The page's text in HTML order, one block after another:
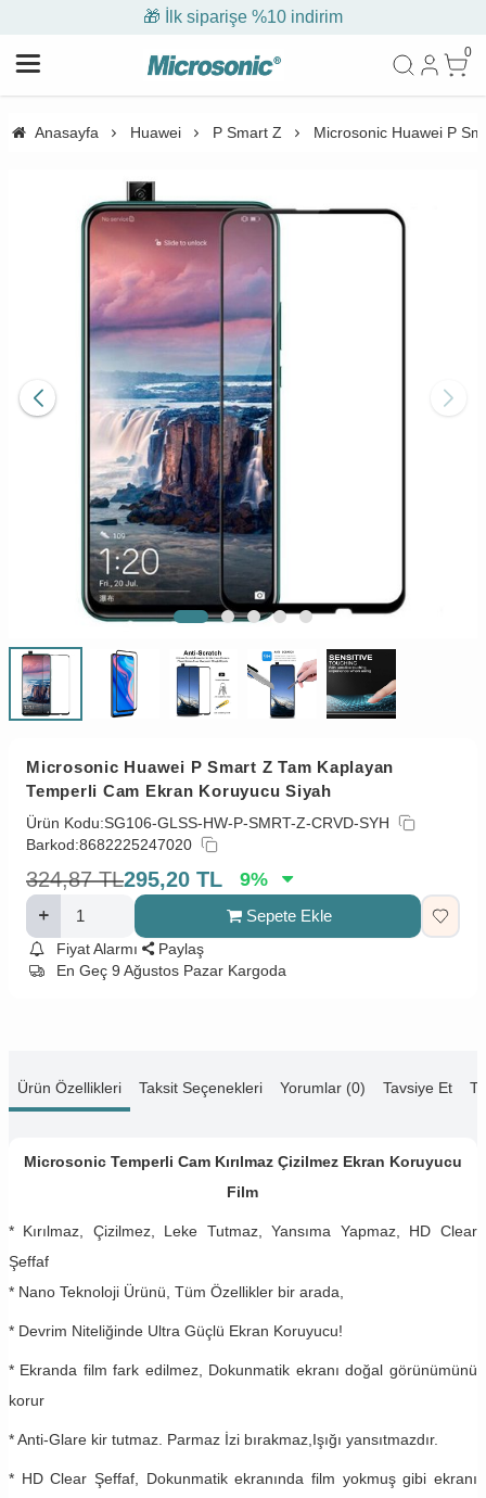
🎁 İlk siparişe %10 indirim
0
Anasayfa Huawei P Smart Z Microsonic Huawei P
Microsonic Huawei P Smart Z Tam Kaplayan
Temperli Cam Ekran Koruyucu Siyah
Ürün Kodu:SG106-GLSS-HW-P-SMRT-Z-CRVD-SYH
Barkod:8682225247020
324,87 TL295,20 TL 9%
Sepete Ekle
Fiyat Alarmı
Paylaş
En Geç 9 Ağustos Pazar Kargoda
Ürün Özellikleri Taksit Seçenekleri Yorumlar (0) Tavsiye Et
Microsonic Temperli Cam Kırılmaz Çizilmez Ekran Koruyucu
Film
* Kırılmaz, Çizilmez, Leke Tutmaz, Yansıma Yapmaz, HD Clear
Şeffaf
* Nano Teknoloji Ürünü, Tüm Özellikler bir arada,
* Devrim Niteliğinde Ultra Güçlü Ekran Koruyucu!
* Ekranda film fark edilmez, Dokunmatik ekranı doğal görünümünü
korur
* Anti-Glare kir tutmaz. Parmaz İzi bırakmaz,Işığı yansıtmazdır.
* HD Clear Şeffaf, Dokunmatik ekranında film yokmuş gibi ekranı